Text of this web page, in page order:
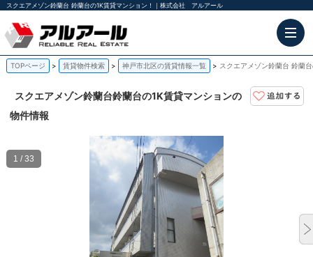
スクエアメゾン鈴蘭台 鈴蘭台の1K賃貸マンション！｜株式会社 アルアール
TOPページ 賃貸物件検索 神戸市北区の賃貸情報一覧 スクエアメゾン鈴蘭台 鈴蘭
スクエアメゾン鈴蘭台鈴蘭台の1K賃貸マンションの
物件情報
1 / 33